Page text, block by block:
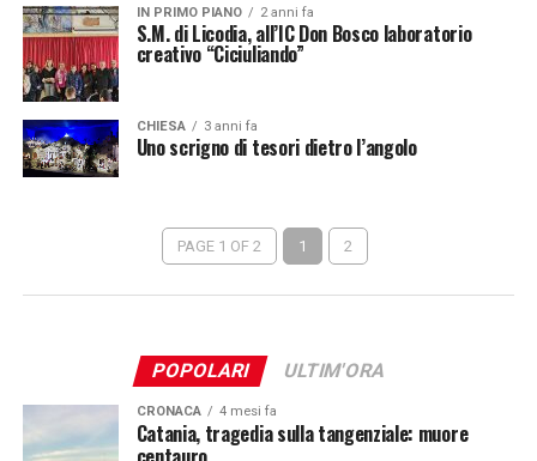
IN PRIMO PIANO 2 anni fa
S.M. di Licodia, all’IC Don Bosco laboratorio
creativo “Ciciuliando”
CHIESA 3 anni fa
Uno scrigno di tesori dietro l’angolo
PAGE 1 OF 2 1 2
POPOLARI ULTIM'ORA
CRONACA 4 mesi fa
Catania, tragedia sulla tangenziale: muore